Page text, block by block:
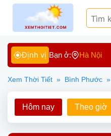
Định vị Bạn ở: Hà Nội
Xem Thời Tiết » Bình Phước »
Hôm nay Theo giờ